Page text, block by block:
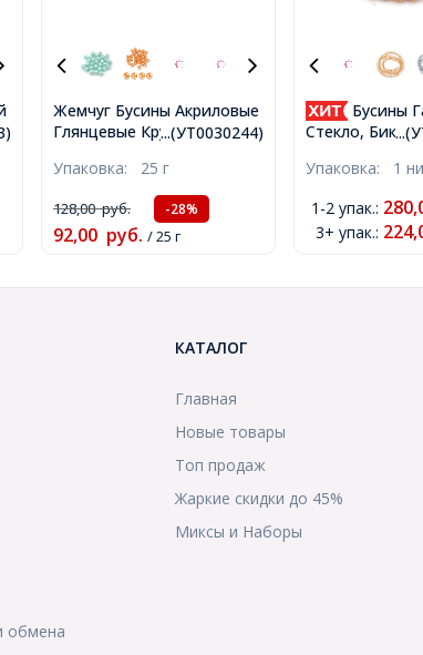
...(УТ0030244)
Жемчуг Бусины Акриловые
Глянцевые Круглые,
2.7мм, около 28шт/25г,
Упаковка: 25 г
128,00руб. -28%
92,00 руб. / 25 г
Бусины
Стекло,
около 80шт/
Упаковка: 1
1-2 упак.:
3+ упак.:
обмена
КАТАЛОГ
Главная
Новые товары
Топ продаж
Жаркие скидки до 45%
Миксы и Наборы